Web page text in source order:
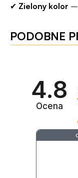
✔ Zielony kolor –
PODOBNE
4.8
Ocena